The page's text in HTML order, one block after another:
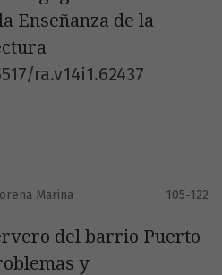
Enseñanza de la
ra.v14i1.62437
Marina
105-122
del barrio Puerto
y